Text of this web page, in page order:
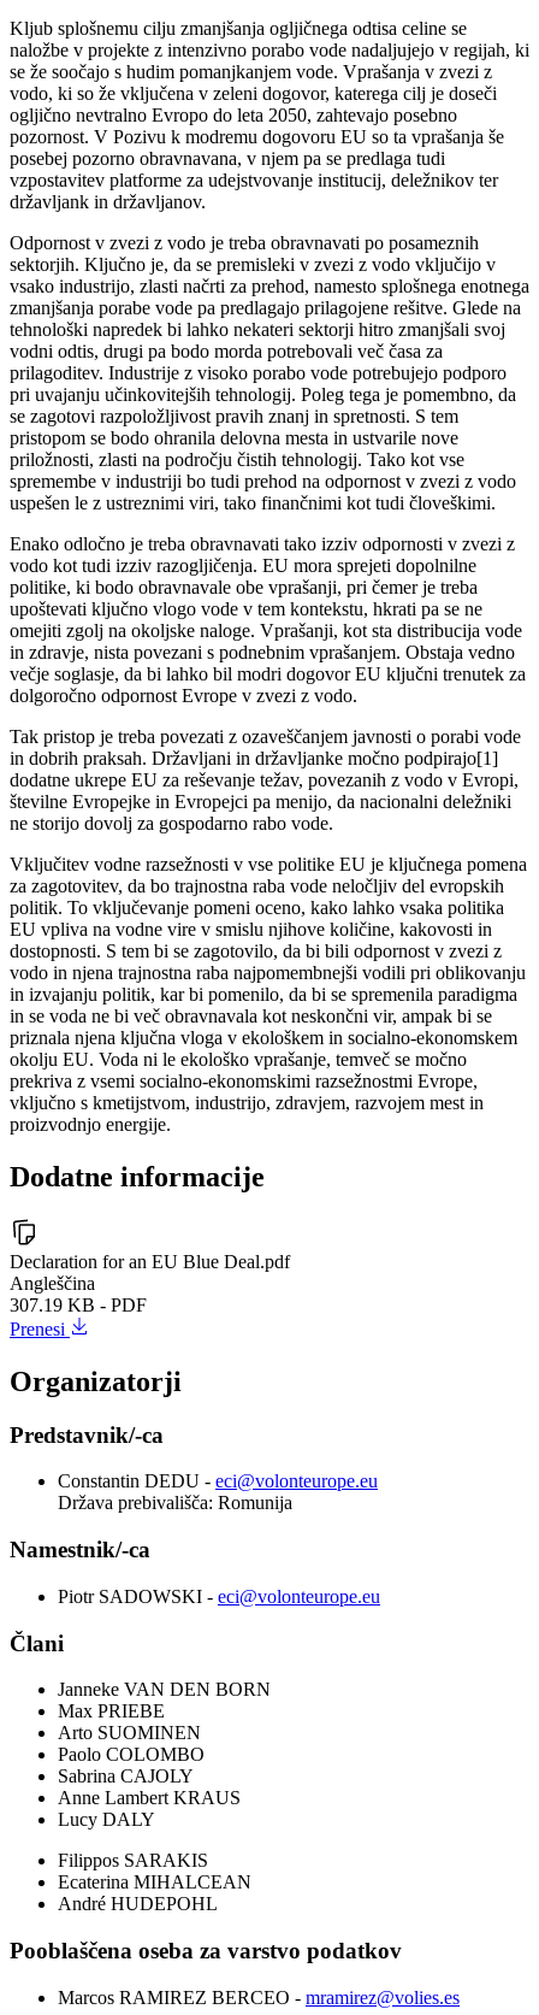
Kljub splošnemu cilju zmanjšanja ogljičnega odtisa celine se
naložbe v projekte z intenzivno porabo vode nadaljujejo v regijah, ki
se že soočajo s hudim pomanjkanjem vode. Vprašanja v zvezi z
vodo, ki so že vključena v zeleni dogovor, katerega cilj je doseči
ogljično nevtralno Evropo do leta 2050, zahtevajo posebno
pozornost. V Pozivu k modremu dogovoru EU so ta vprašanja še
posebej pozorno obravnavana, v njem pa se predlaga tudi
vzpostavitev platforme za udejstvovanje institucij, deležnikov ter
državljank in državljanov.
Odpornost v zvezi z vodo je treba obravnavati po posameznih
sektorjih. Ključno je, da se premisleki v zvezi z vodo vključijo v
vsako industrijo, zlasti načrti za prehod, namesto splošnega enotnega
zmanjšanja porabe vode pa predlagajo prilagojene rešitve. Glede na
tehnološki napredek bi lahko nekateri sektorji hitro zmanjšali svoj
vodni odtis, drugi pa bodo morda potrebovali več časa za
prilagoditev. Industrije z visoko porabo vode potrebujejo podporo
pri uvajanju učinkovitejših tehnologij. Poleg tega je pomembno, da
se zagotovi razpoložljivost pravih znanj in spretnosti. S tem
pristopom se bodo ohranila delovna mesta in ustvarile nove
priložnosti, zlasti na področju čistih tehnologij. Tako kot vse
spremembe v industriji bo tudi prehod na odpornost v zvezi z vodo
uspešen le z ustreznimi viri, tako finančnimi kot tudi človeškimi.
Enako odločno je treba obravnavati tako izziv odpornosti v zvezi z
vodo kot tudi izziv razogljičenja. EU mora sprejeti dopolnilne
politike, ki bodo obravnavale obe vprašanji, pri čemer je treba
upoštevati ključno vlogo vode v tem kontekstu, hkrati pa se ne
omejiti zgolj na okoljske naloge. Vprašanji, kot sta distribucija vode
in zdravje, nista povezani s podnebnim vprašanjem. Obstaja vedno
večje soglasje, da bi lahko bil modri dogovor EU ključni trenutek za
dolgoročno odpornost Evrope v zvezi z vodo.
Tak pristop je treba povezati z ozaveščanjem javnosti o porabi vode
in dobrih praksah. Državljani in državljanke močno podpirajo[1]
dodatne ukrepe EU za reševanje težav, povezanih z vodo v Evropi,
številne Evropejke in Evropejci pa menijo, da nacionalni deležniki
ne storijo dovolj za gospodarno rabo vode.
Vključitev vodne razsežnosti v vse politike EU je ključnega pomena
za zagotovitev, da bo trajnostna raba vode neločljiv del evropskih
politik. To vključevanje pomeni oceno, kako lahko vsaka politika
EU vpliva na vodne vire v smislu njihove količine, kakovosti in
dostopnosti. S tem bi se zagotovilo, da bi bili odpornost v zvezi z
vodo in njena trajnostna raba najpomembnejši vodili pri oblikovanju
in izvajanju politik, kar bi pomenilo, da bi se spremenila paradigma
in se voda ne bi več obravnavala kot neskončni vir, ampak bi se
priznala njena ključna vloga v ekološkem in socialno-ekonomskem
okolju EU. Voda ni le ekološko vprašanje, temveč se močno
prekriva z vsemi socialno-ekonomskimi razsežnostmi Evrope,
vključno s kmetijstvom, industrijo, zdravjem, razvojem mest in
proizvodnjo energije.
Dodatne informacije
Declaration for an EU Blue Deal.pdf
Angleščina
307.19 KB - PDF
Prenesi
Organizatorji
Predstavnik/-ca
Constantin DEDU - eci@volonteurope.eu
Država prebivališča: Romunija
Namestnik/-ca
Piotr SADOWSKI - eci@volonteurope.eu
Člani
Janneke VAN DEN BORN
Max PRIEBE
Arto SUOMINEN
Paolo COLOMBO
Sabrina CAJOLY
Anne Lambert KRAUS
Lucy DALY
Filippos SARAKIS
Ecaterina MIHALCEAN
André HUDEPOHL
Pooblaščena oseba za varstvo podatkov
Marcos RAMIREZ BERCEO - mramirez@volies.es